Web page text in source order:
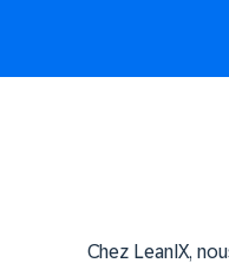
Chez LeanIX,